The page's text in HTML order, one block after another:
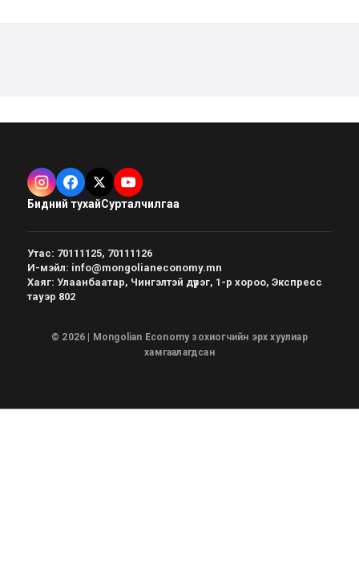
Бидний тухайСурталчилгаа
Утас: 70111125, 70111126
И-мэйл: info@mongolianeconomy.mn
Хаяг: Улаанбаатар, Чингэлтэй дүүрэг, 1-р хороо, Экспресс
тауэр 802
© 2026 | Mongolian Economy зохиогчийн эрх хуулиар
хамгаалагдсан